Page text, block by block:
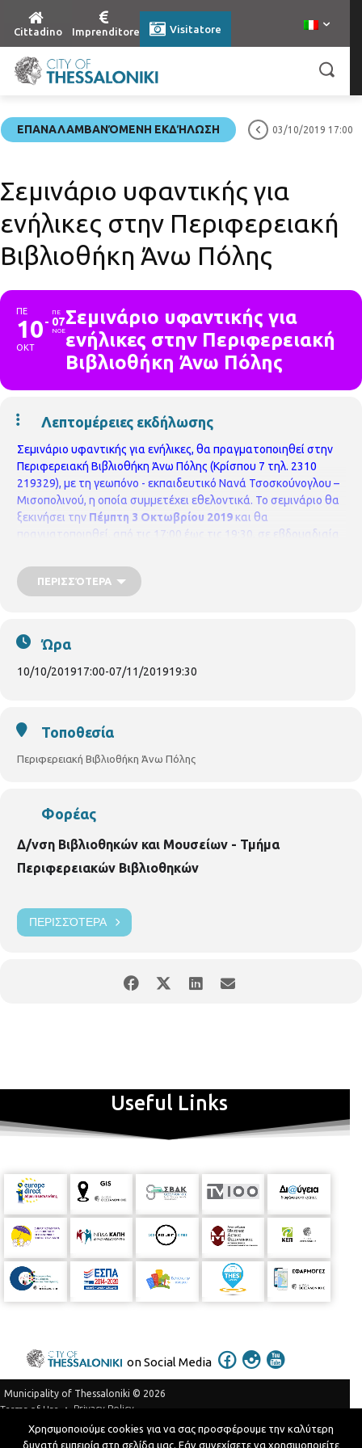
Cittadino Imprenditore Visitatore
ΕΠΑΝΑΛΑΜΒΑΝΌΜΕΝΗ ΕΚΔΉΛΩΣΗ 03/10/2019 17:00
Σεμινάριο υφαντικής για
ενήλικες στην Περιφερειακή
Βιβλιοθήκη Άνω Πόλης
ΠΕ
10
ΟΚΤ
ΠΕ
07
ΝΟΕ
Σεμινάριο υφαντικής για
ενήλικες στην Περιφερειακή
Βιβλιοθήκη Άνω Πόλης
Λεπτομέρειες εκδήλωσης
Σεμινάριο υφαντικής για ενήλικες, θα πραγματοποιηθεί στην
Περιφερειακή Βιβλιοθήκη Άνω Πόλης (Κρίσπου 7 τηλ. 2310
219329), με τη γεωπόνο - εκπαιδευτικό Νανά Τσοσκούνογλου –
Μισοπολινού, η οποία συμμετέχει εθελοντικά. Το σεμινάριο θα
ξεκινήσει την Πέμπτη 3 Οκτωβρίου 2019 και θα
πραγματοποιηθεί, από τις 17:00 έως τις 19:30, σε εβδομαδιαία
προϋποθέτει οικονομική επιβάρυνση,
δεκτές από τις 3 έως τις 24 Σεπτεμβρίου 2019, μόνο με τη
ΠΕΡΙΣΣΌΤΕΡΑ
Ώρα
10/10/201917:00-07/11/201919:30
Τοποθεσία
Περιφερειακή Βιβλιοθήκη Άνω Πόλης
Φορέας
Δ/νση Βιβλιοθηκών και Μουσείων - Τμήμα
Περιφερειακών Βιβλιοθηκών
ΠΕΡΙΣΣΌΤΕΡΑ
Useful Links
on Social Media
Municipality of Thessaloniki © 2026
Terms of Use
Privacy Policy
Telephone Catalog
Χρησιμοποιούμε cookies για να σας προσφέρουμε την καλύτερη
δυνατή εμπειρία στη σελίδα μας. Εάν συνεχίσετε να χρησιμοποιείτε